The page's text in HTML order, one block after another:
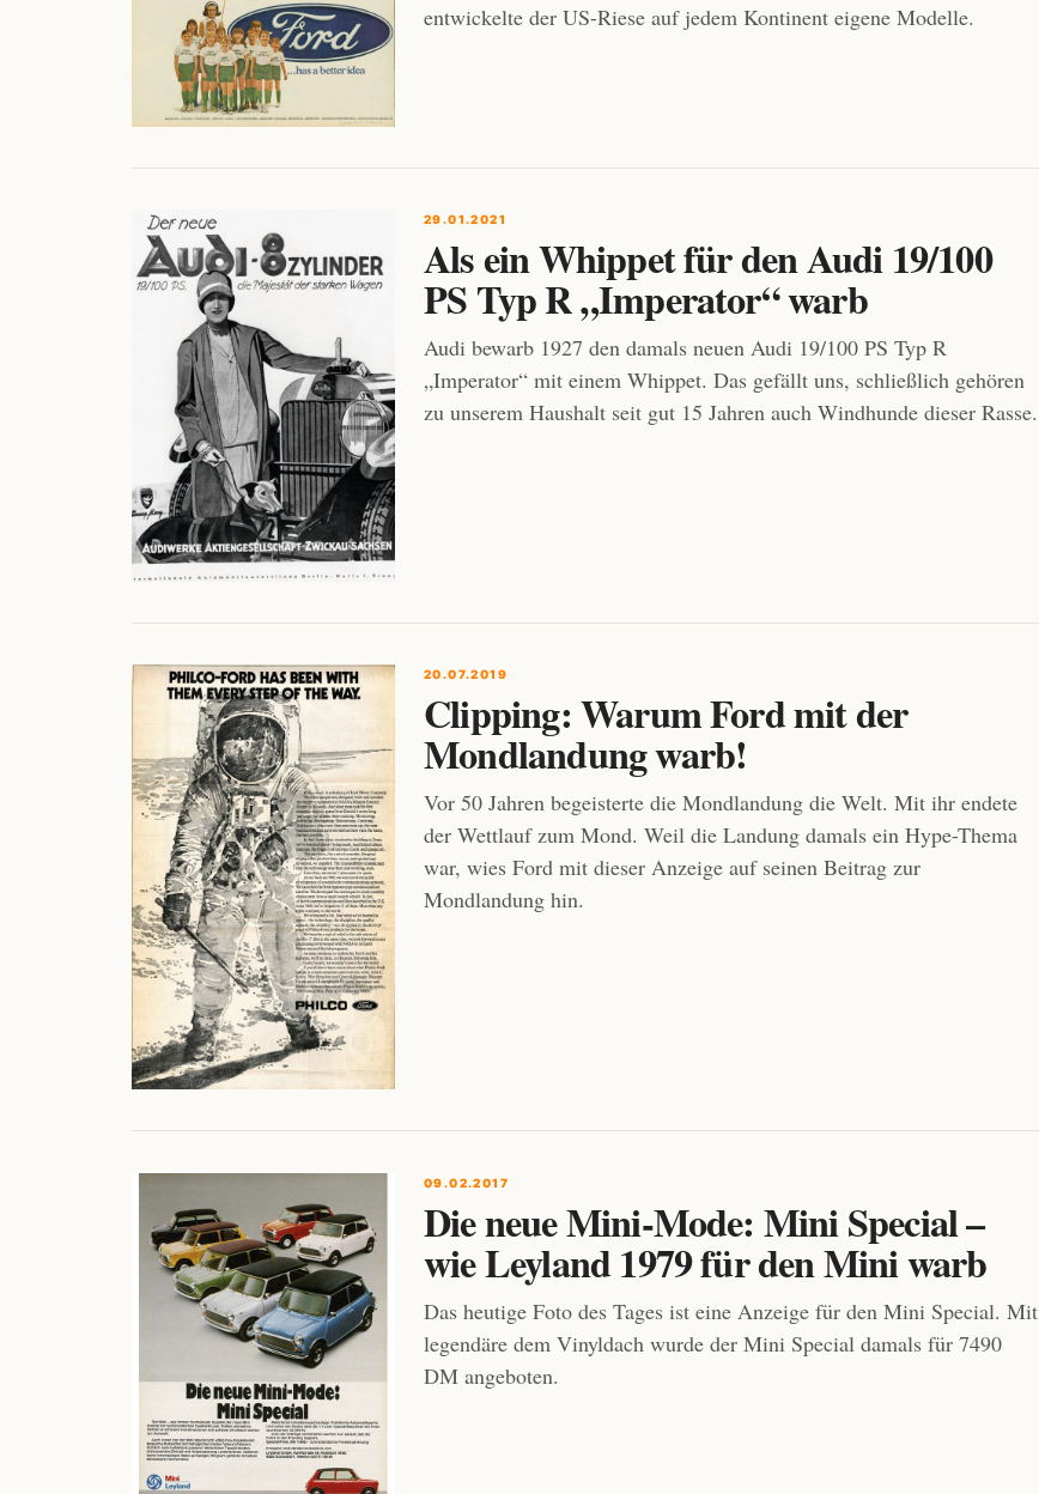
entwickelte der US-Riese auf jedem Kontinent eigene Modelle.
29.01.2021
Als ein Whippet für den Audi 19/100
PS Typ R „Imperator“ warb
Audi bewarb 1927 den damals neuen Audi 19/100 PS Typ R
„Imperator“ mit einem Whippet. Das gefällt uns, schließlich gehören
zu unserem Haushalt seit gut 15 Jahren auch Windhunde dieser Rasse.
20.07.2019
Clipping: Warum Ford mit der
Mondlandung warb!
Vor 50 Jahren begeisterte die Mondlandung die Welt. Mit ihr endete
der Wettlauf zum Mond. Weil die Landung damals ein Hype-Thema
war, wies Ford mit dieser Anzeige auf seinen Beitrag zur
Mondlandung hin.
09.02.2017
Die neue Mini-Mode: Mini Special –
wie Leyland 1979 für den Mini warb
Das heutige Foto des Tages ist eine Anzeige für den Mini Special. Mit
legendäre dem Vinyldach wurde der Mini Special damals für 7490
DM angeboten.